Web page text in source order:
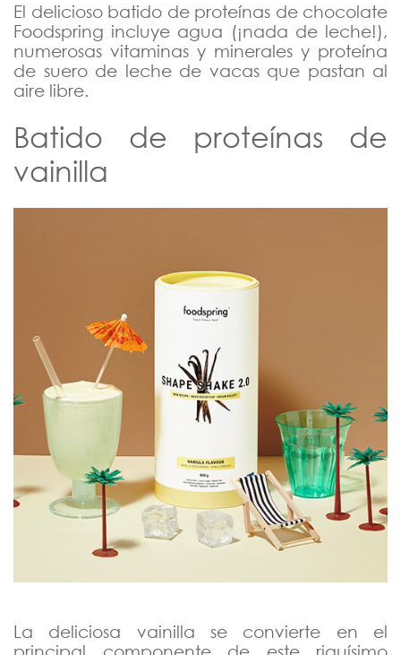
El delicioso batido de proteínas de chocolate
Foodspring incluye agua (¡nada de leche!),
numerosas vitaminas y minerales y proteína
de suero de leche de vacas que pastan al
aire libre.
Batido de proteínas de
vainilla
La deliciosa vainilla se convierte en el